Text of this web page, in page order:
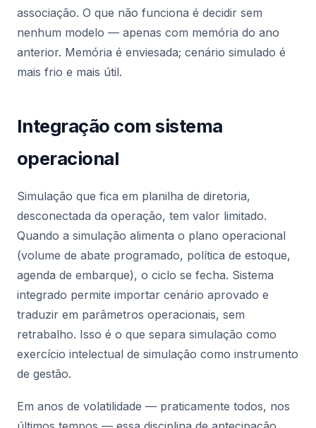
associação. O que não funciona é decidir sem
nenhum modelo — apenas com memória do ano
anterior. Memória é enviesada; cenário simulado é
mais frio e mais útil.
Integração com sistema
operacional
Simulação que fica em planilha de diretoria,
desconectada da operação, tem valor limitado.
Quando a simulação alimenta o plano operacional
(volume de abate programado, política de estoque,
agenda de embarque), o ciclo se fecha. Sistema
integrado permite importar cenário aprovado e
traduzir em parâmetros operacionais, sem
retrabalho. Isso é o que separa simulação como
exercício intelectual de simulação como instrumento
de gestão.
Em anos de volatilidade — praticamente todos, nos